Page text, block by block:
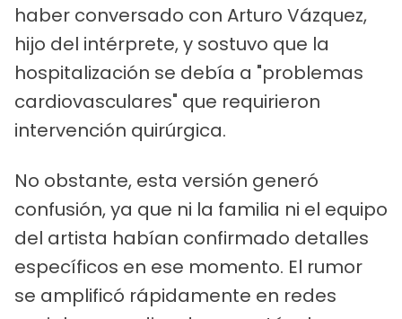
haber conversado con Arturo Vázquez,
hijo del intérprete, y sostuvo que la
hospitalización se debía a "problemas
cardiovasculares" que requirieron
intervención quirúrgica.
No obstante, esta versión generó
confusión, ya que ni la familia ni el equipo
del artista habían confirmado detalles
específicos en ese momento. El rumor
se amplificó rápidamente en redes